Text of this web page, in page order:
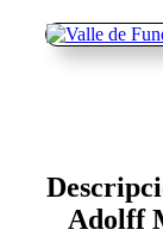
Adolff